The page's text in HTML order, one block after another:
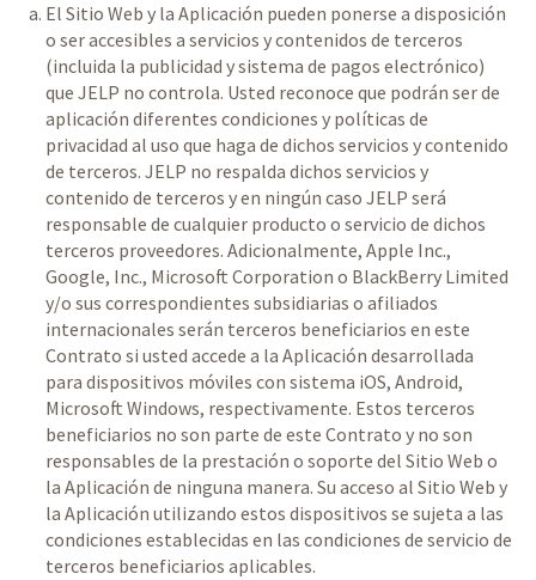
El Sitio Web y la Aplicación pueden ponerse a disposición
o ser accesibles a servicios y contenidos de terceros
(incluida la publicidad y sistema de pagos electrónico)
que JELP no controla. Usted reconoce que podrán ser de
aplicación diferentes condiciones y políticas de
privacidad al uso que haga de dichos servicios y contenido
de terceros. JELP no respalda dichos servicios y
contenido de terceros y en ningún caso JELP será
responsable de cualquier producto o servicio de dichos
terceros proveedores. Adicionalmente, Apple Inc.,
Google, Inc., Microsoft Corporation o BlackBerry Limited
y/o sus correspondientes subsidiarias o afiliados
internacionales serán terceros beneficiarios en este
Contrato si usted accede a la Aplicación desarrollada
para dispositivos móviles con sistema iOS, Android,
Microsoft Windows, respectivamente. Estos terceros
beneficiarios no son parte de este Contrato y no son
responsables de la prestación o soporte del Sitio Web o
la Aplicación de ninguna manera. Su acceso al Sitio Web y
la Aplicación utilizando estos dispositivos se sujeta a las
condiciones establecidas en las condiciones de servicio de
terceros beneficiarios aplicables.